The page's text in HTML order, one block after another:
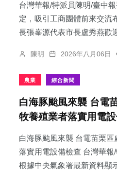
台灣華報/特派員陳明/臺中
定，吸引工商團體前來交流
長張峯源代表市長盧秀燕歡
陳明 2026年八月06日
農業 綜合新聞
白海豚颱風來襲 台電
牧養殖業者落實用電
白海豚颱風來襲 台電苗栗
落實用電設備檢查 台灣華
根據中央氣象署最新資料顯
74+